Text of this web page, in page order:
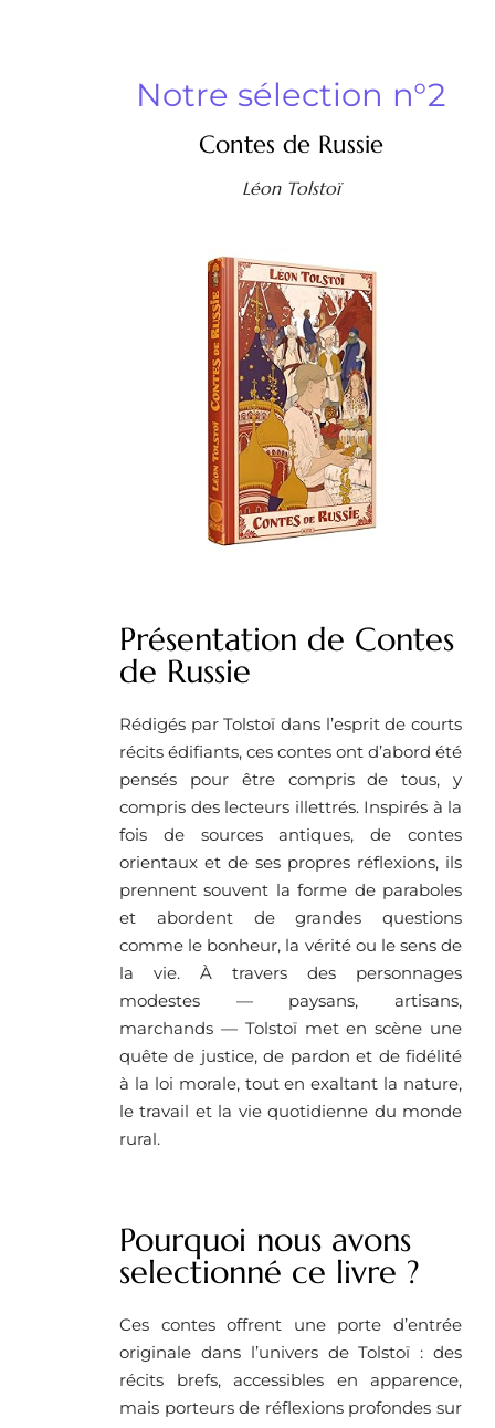
Notre sélection n°2
Contes de Russie
Léon Tolstoï
Présentation de Contes
de Russie
Rédigés par Tolstoï dans l’esprit de courts
récits édifiants, ces contes ont d’abord été
pensés pour être compris de tous, y
compris des lecteurs illettrés. Inspirés à la
fois de sources antiques, de contes
orientaux et de ses propres réflexions, ils
prennent souvent la forme de paraboles
et abordent de grandes questions
comme le bonheur, la vérité ou le sens de
la vie. À travers des personnages
modestes — paysans, artisans,
marchands — Tolstoï met en scène une
quête de justice, de pardon et de fidélité
à la loi morale, tout en exaltant la nature,
le travail et la vie quotidienne du monde
rural.
Pourquoi nous avons
selectionné ce livre ?
Ces contes offrent une porte d’entrée
originale dans l’univers de Tolstoï : des
récits brefs, accessibles en apparence,
mais porteurs de réflexions profondes sur